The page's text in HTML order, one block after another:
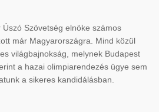
Szövetség elnöke számos
már Magyarországra. Mind közül
világbajnokság, melynek Budapest
a hazai olimpiarendezés ügye sem
a sikeres kandidálásban.